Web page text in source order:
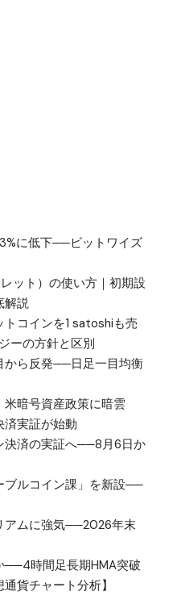
に低下──ビットワイズ
ット）の使い方｜初期設
解説
コインを1 satoshiも売
ーの方針と区別
から反発──日足一目均衡
米暗号資産政策に暗雲
実証が始動
決済の実証へ──8月6日か
ブルコイン課」を新設──
アムに強気──2026年末
──4時間足長期HMA突破
貨チャート分析】